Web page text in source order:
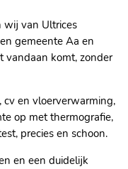
wij van Ultrices
gemeente Aa en
vandaan komt, zonder
en vloerverwarming,
op met thermografie,
precies en schoon.
en een duidelijk